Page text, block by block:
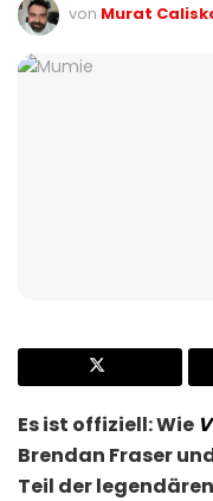
von Murat
Es ist offiziell: Wie
Brendan Fraser
Teil der